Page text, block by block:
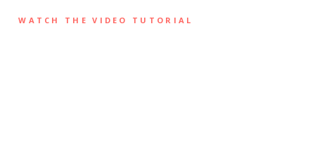
WATCH THE VIDEO TUTORIAL